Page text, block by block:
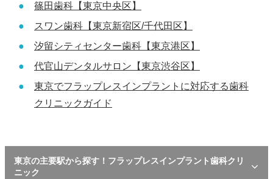
篠田歯科【東京中央区】
スワン歯科【東京新宿区/千代田区】
汐留シティセンター歯科【東京港区】
代官山デンタルサロン【東京渋谷区】
東京でフラップレスインプラントに対応する歯科
クリニックガイド
東京の主要駅から探す！フラップレスインプラント歯科クリ
ニック